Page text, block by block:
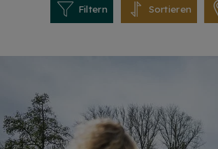
Filtern Sortieren